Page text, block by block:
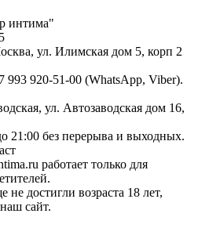
интима"
ул. Илимская дом 5, корп 2
993 920-51-00 (WhatsApp, Viber).
ул. Автозаводская дом 16,
21:00 без перерыва и выходных.
работает только для
достигли возраста 18 лет,
сайт.